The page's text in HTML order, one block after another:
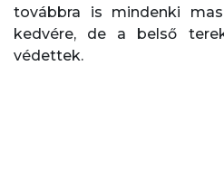
továbbra is mindenki
kedvére, de a belső
védettek.